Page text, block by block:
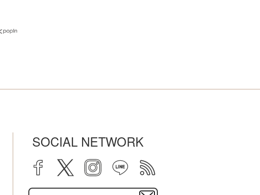
SOCIAL NETWORK
facebook twitter instagram